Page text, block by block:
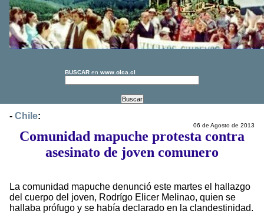
BUSCAR en www.olca.cl
- Chile:
06 de Agosto de 2013
Comunidad mapuche protesta contra
asesinato de joven comunero
La comunidad mapuche denunció este martes el hallazgo
del cuerpo del joven, Rodrígo Elicer Melinao, quien se
hallaba prófugo y se había declarado en la clandestinidad.